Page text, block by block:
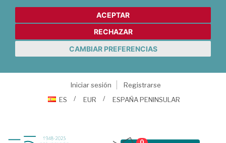
ACEPTAR
RECHAZAR
CAMBIAR PREFERENCIAS
Iniciar sesión
Registrarse
ES
EUR ESPAÑA PENINSULAR